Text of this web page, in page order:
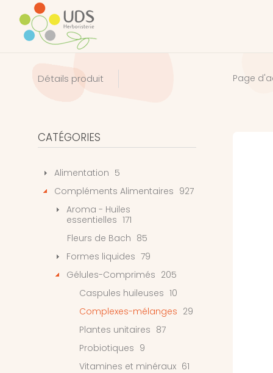
Détails produit Page
CATÉGORIES
Alimentation 5
Compléments Alimentaires 927
Aroma - Huiles
essentielles 171
Fleurs de Bach 85
Formes liquides 79
Gélules-Comprimés 205
Caspules huileuses 10
Complexes-mélanges 29
Plantes unitaires 87
Probiotiques 9
Vitamines et minéraux 61